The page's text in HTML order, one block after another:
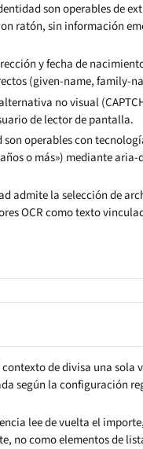
son operables de
ratón, sin información
y fecha de
(given-name, family-
no visual
de lector de pantalla.
operables con
o más») mediante
admite la selección de
OCR como texto
de divisa una sola
según la configuración
lee de vuelta el
no como elementos de